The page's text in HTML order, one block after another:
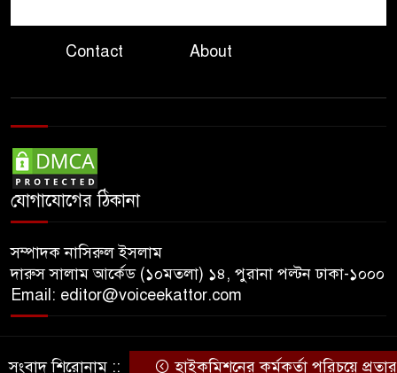
নিষেধাজ্ঞা
৯
১০
Contact About
যোগাযোগের ঠিকানা
সম্পাদক নাসিরুল ইসলাম
দারুস সালাম আর্কেড (১০মতলা) ১৪, পুরানা পল্টন ঢাকা-১০০০
Email: editor@voiceekattor.com
© Copyright By © Voice Ekattor
সংবাদ শিরোনাম :: হাইকমিশনের কর্মকর্তা পরিচয়ে